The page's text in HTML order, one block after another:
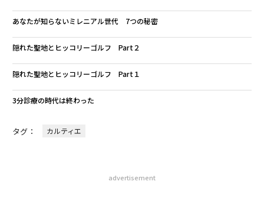
あなたが知らないミレニアル世代 7つの秘密
隠れた聖地とヒッコリーゴルフ Part２
隠れた聖地とヒッコリーゴルフ Part１
3分診療の時代は終わった
タグ： カルティエ
advertisement